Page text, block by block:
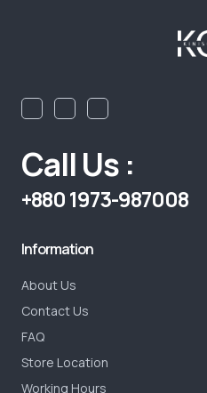
Call Us :
+880 1973-987008
Information
About Us
Contact Us
FAQ
Store Location
Working Hours